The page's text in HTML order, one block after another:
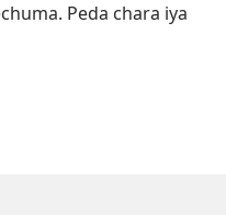
Peda chara iya